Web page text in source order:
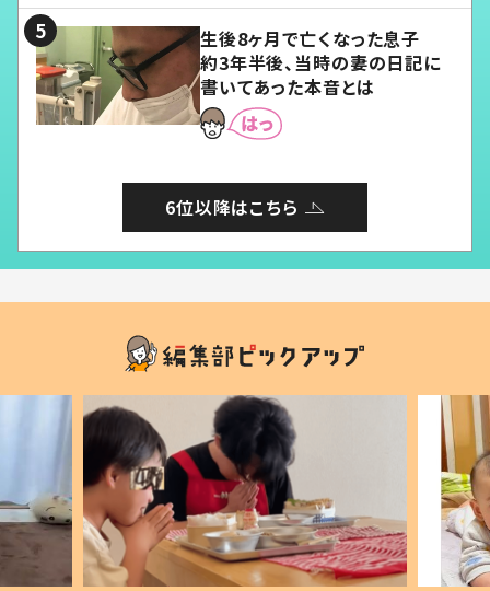
生後8ヶ月で亡くなった息子
約3年半後、当時の妻の日記に
書いてあった本音とは
6位以降はこちら